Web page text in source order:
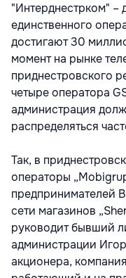
"Интерднестрком" –
единственного
достигают 30
момент на рынке
приднестровского
четыре оператора
администрация
распределяться
Так, в
операторы
предпринимателей
сети магазинов
руководит бывший
администрации
акционера,